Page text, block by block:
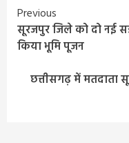
Continue
Reading
Previous
सूरजपुर जिले को दो नई
किया भूमि पूजन
छत्तीसगढ़ में मतदाता